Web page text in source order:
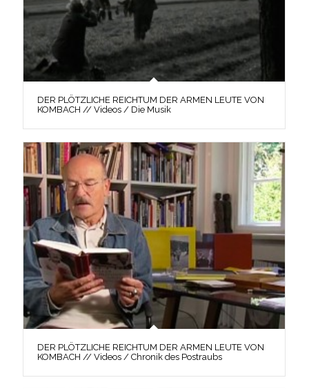
DER PLÖTZLICHE REICHTUM DER ARMEN LEUTE VON
KOMBACH // Videos / Die Musik
DER PLÖTZLICHE REICHTUM DER ARMEN LEUTE VON
KOMBACH // Videos / Chronik des Postraubs